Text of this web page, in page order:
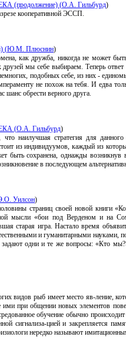
(О.А. Гильбурд)
кооперативной ЭССП.
(Ю.М. Плюснин)
как дружба, никогда не может
мы себе выбираем. Теперь
подобных себе, из них -
не похож на тебя. И едва
шанс обрести верного друга.
(О.А. Гильбурд)
наилучшая стратегия для данного
из индивидуумов, каждый из
быть сохранена, однажды
в последующем
Уилсон)
страниц своей новой книги
мысли «бои под Верденом и на
старая игра. Настало время
и гуманитарными науками,
задают одни и те же вопросы: «Кто
видов рыб имеет место яв-ление,
ими при общении новых элементов
обучение обычно
сигнализа-цией и закрепляется
нередко называют